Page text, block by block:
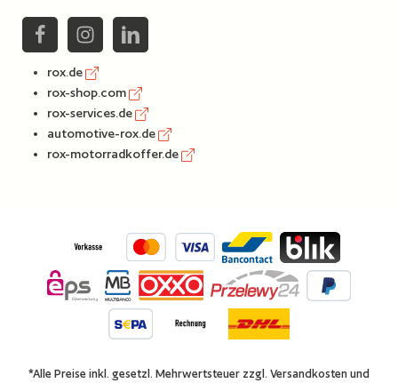
rox.de
rox-shop.com
rox-services.de
automotive-rox.de
rox-motorradkoffer.de
*Alle Preise inkl. gesetzl. Mehrwertsteuer zzgl. Versandkosten und